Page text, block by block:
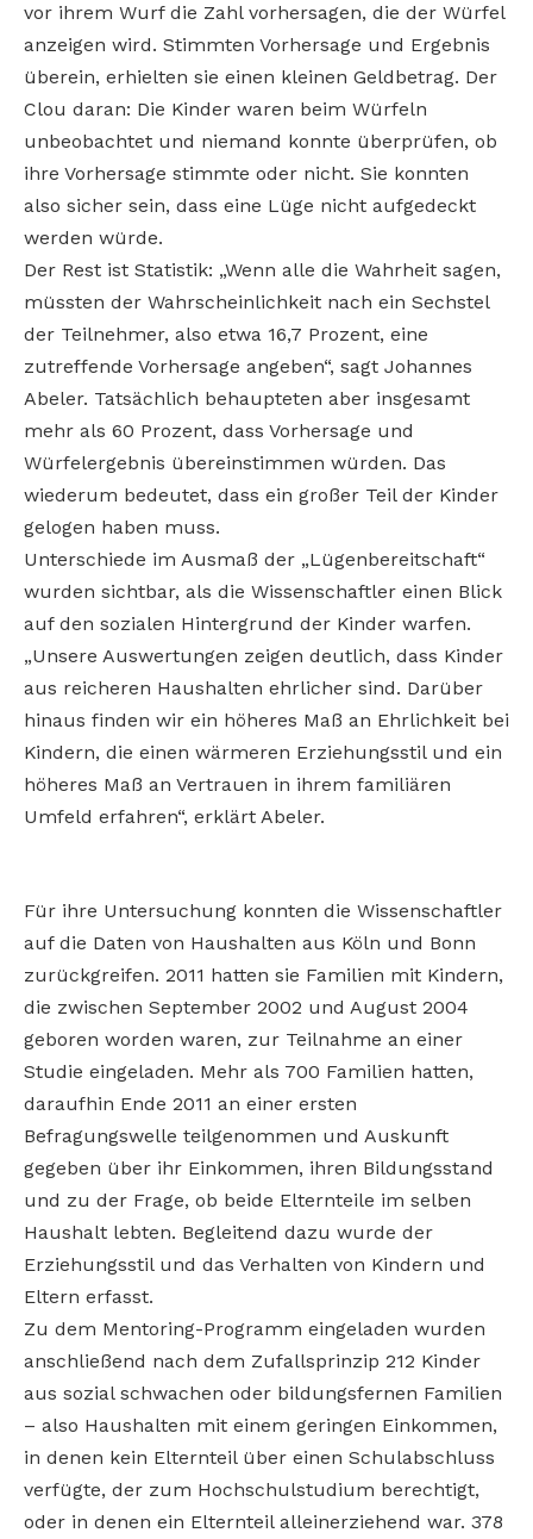
vor ihrem Wurf die Zahl vorhersagen, die der Würfel
anzeigen wird. Stimmten Vorhersage und Ergebnis
überein, erhielten sie einen kleinen Geldbetrag. Der
Clou daran: Die Kinder waren beim Würfeln
unbeobachtet und niemand konnte überprüfen, ob
ihre Vorhersage stimmte oder nicht. Sie konnten
also sicher sein, dass eine Lüge nicht aufgedeckt
werden würde.
Der Rest ist Statistik: „Wenn alle die Wahrheit sagen,
müssten der Wahrscheinlichkeit nach ein Sechstel
der Teilnehmer, also etwa 16,7 Prozent, eine
zutreffende Vorhersage angeben“, sagt Johannes
Abeler. Tatsächlich behaupteten aber insgesamt
mehr als 60 Prozent, dass Vorhersage und
Würfelergebnis übereinstimmen würden. Das
wiederum bedeutet, dass ein großer Teil der Kinder
gelogen haben muss.
Unterschiede im Ausmaß der „Lügenbereitschaft“
wurden sichtbar, als die Wissenschaftler einen Blick
auf den sozialen Hintergrund der Kinder warfen.
„Unsere Auswertungen zeigen deutlich, dass Kinder
aus reicheren Haushalten ehrlicher sind. Darüber
hinaus finden wir ein höheres Maß an Ehrlichkeit bei
Kindern, die einen wärmeren Erziehungsstil und ein
höheres Maß an Vertrauen in ihrem familiären
Umfeld erfahren“, erklärt Abeler.
Für ihre Untersuchung konnten die Wissenschaftler
auf die Daten von Haushalten aus Köln und Bonn
zurückgreifen. 2011 hatten sie Familien mit Kindern,
die zwischen September 2002 und August 2004
geboren worden waren, zur Teilnahme an einer
Studie eingeladen. Mehr als 700 Familien hatten,
daraufhin Ende 2011 an einer ersten
Befragungswelle teilgenommen und Auskunft
gegeben über ihr Einkommen, ihren Bildungsstand
und zu der Frage, ob beide Elternteile im selben
Haushalt lebten. Begleitend dazu wurde der
Erziehungsstil und das Verhalten von Kindern und
Eltern erfasst.
Zu dem Mentoring-Programm eingeladen wurden
anschließend nach dem Zufallsprinzip 212 Kinder
aus sozial schwachen oder bildungsfernen Familien
– also Haushalten mit einem geringen Einkommen,
in denen kein Elternteil über einen Schulabschluss
verfügte, der zum Hochschulstudium berechtigt,
oder in denen ein Elternteil alleinerziehend war. 378